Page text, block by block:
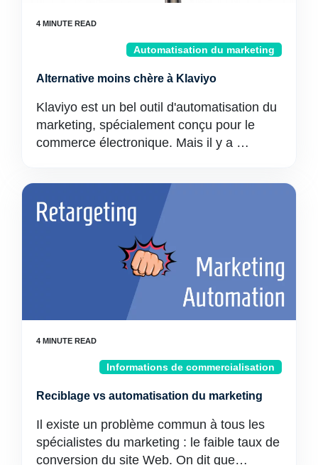
Automatisation du marketing
Alternative moins chère à Klaviyo
Klaviyo est un bel outil d'automatisation du
marketing, spécialement conçu pour le
commerce électronique. Mais il y a …
Informations de commercialisation
Reciblage vs automatisation du marketing
Il existe un problème commun à tous les
spécialistes du marketing : le faible taux de
conversion du site Web. On dit que…